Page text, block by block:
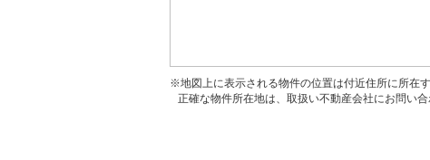
※地図上に表示される物件の位置は付近住所に所在
正確な物件所在地は、取扱い不動産会社にお問い合